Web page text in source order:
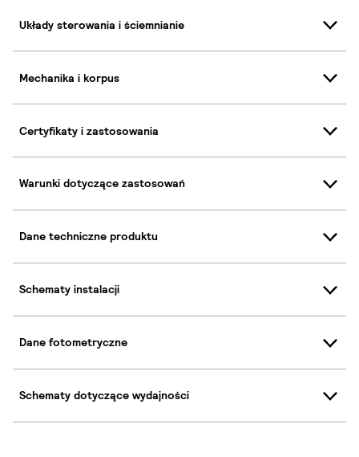
Układy sterowania i ściemnianie
Mechanika i korpus
Certyfikaty i zastosowania
Warunki dotyczące zastosowań
Dane techniczne produktu
Schematy instalacji
Dane fotometryczne
Schematy dotyczące wydajności